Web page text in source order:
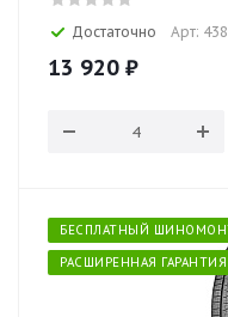
Достаточно Арт:
13 920 ₽
БЕСПЛАТНЫЙ
РАСШИРЕННАЯ ГАРАНТИЯ